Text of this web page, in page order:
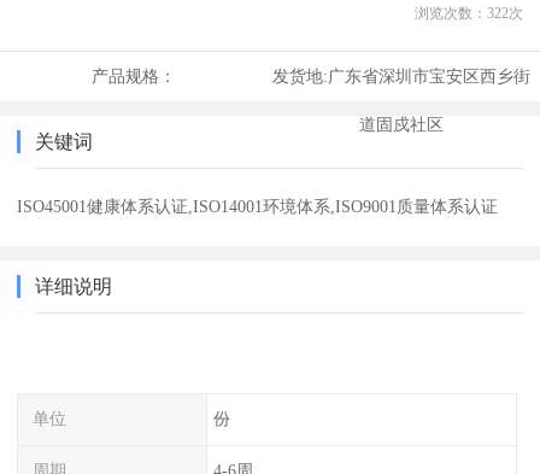
浏览次数： 322次
产品规格： 发货地:广东省深圳市宝安区西乡街
道固戍社区
关键词
ISO45001健康体系认证,ISO14001环境体系,ISO9001质量体系认证
详细说明
单位 份